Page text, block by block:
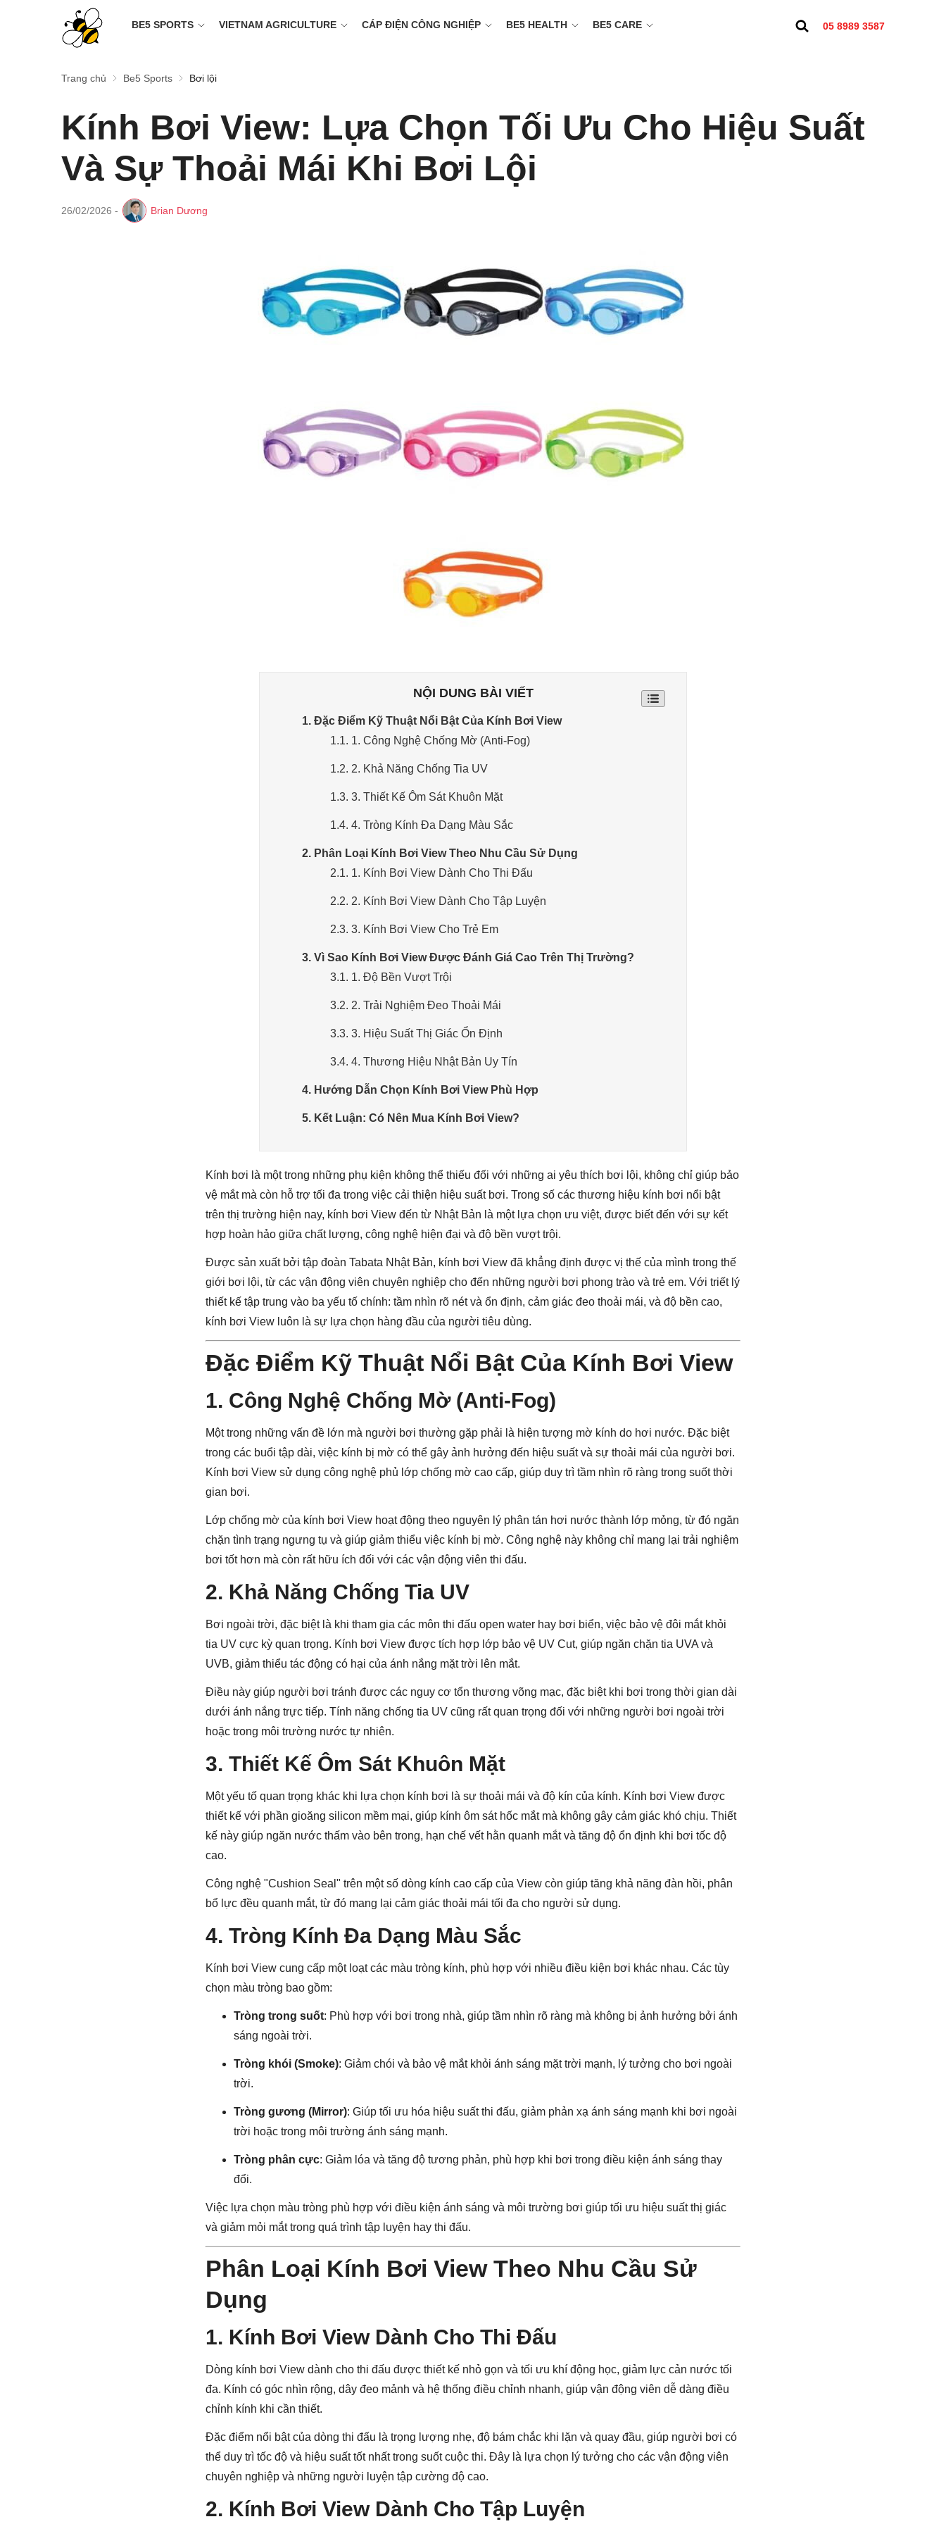
BE5 SPORTS VIETNAM AGRICULTURE CÁP ĐIỆN CÔNG NGHIỆP BE5 HEALTH BE5 CARE 05 8989 3587
Trang chủ Be5 Sports Bơi lội
Kính Bơi View: Lựa Chọn Tối Ưu Cho Hiệu Suất
Và Sự Thoải Mái Khi Bơi Lội
26/02/2026 - Brian Dương
NỘI DUNG BÀI VIẾT
1. Đặc Điểm Kỹ Thuật Nổi Bật Của Kính Bơi View
1.1. 1. Công Nghệ Chống Mờ (Anti-Fog)
1.2. 2. Khả Năng Chống Tia UV
1.3. 3. Thiết Kế Ôm Sát Khuôn Mặt
1.4. 4. Tròng Kính Đa Dạng Màu Sắc
2. Phân Loại Kính Bơi View Theo Nhu Cầu Sử Dụng
2.1. 1. Kính Bơi View Dành Cho Thi Đấu
2.2. 2. Kính Bơi View Dành Cho Tập Luyện
2.3. 3. Kính Bơi View Cho Trẻ Em
3. Vì Sao Kính Bơi View Được Đánh Giá Cao Trên Thị Trường?
3.1. 1. Độ Bền Vượt Trội
3.2. 2. Trải Nghiệm Đeo Thoải Mái
3.3. 3. Hiệu Suất Thị Giác Ổn Định
3.4. 4. Thương Hiệu Nhật Bản Uy Tín
4. Hướng Dẫn Chọn Kính Bơi View Phù Hợp
5. Kết Luận: Có Nên Mua Kính Bơi View?
Kính bơi là một trong những phụ kiện không thể thiếu đối với những ai yêu thích bơi lội, không chỉ giúp bảo
vệ mắt mà còn hỗ trợ tối đa trong việc cải thiện hiệu suất bơi. Trong số các thương hiệu kính bơi nổi bật
trên thị trường hiện nay, kính bơi View đến từ Nhật Bản là một lựa chọn ưu việt, được biết đến với sự kết
hợp hoàn hảo giữa chất lượng, công nghệ hiện đại và độ bền vượt trội.
Được sản xuất bởi tập đoàn Tabata Nhật Bản, kính bơi View đã khẳng định được vị thế của mình trong thế
giới bơi lội, từ các vận động viên chuyên nghiệp cho đến những người bơi phong trào và trẻ em. Với triết lý
thiết kế tập trung vào ba yếu tố chính: tầm nhìn rõ nét và ổn định, cảm giác đeo thoải mái, và độ bền cao,
kính bơi View luôn là sự lựa chọn hàng đầu của người tiêu dùng.
Đặc Điểm Kỹ Thuật Nổi Bật Của Kính Bơi View
1. Công Nghệ Chống Mờ (Anti-Fog)
Một trong những vấn đề lớn mà người bơi thường gặp phải là hiện tượng mờ kính do hơi nước. Đặc biệt
trong các buổi tập dài, việc kính bị mờ có thể gây ảnh hưởng đến hiệu suất và sự thoải mái của người bơi.
Kính bơi View sử dụng công nghệ phủ lớp chống mờ cao cấp, giúp duy trì tầm nhìn rõ ràng trong suốt thời
gian bơi.
Lớp chống mờ của kính bơi View hoạt động theo nguyên lý phân tán hơi nước thành lớp mỏng, từ đó ngăn
chặn tình trạng ngưng tụ và giúp giảm thiểu việc kính bị mờ. Công nghệ này không chỉ mang lại trải nghiệm
bơi tốt hơn mà còn rất hữu ích đối với các vận động viên thi đấu.
2. Khả Năng Chống Tia UV
Bơi ngoài trời, đặc biệt là khi tham gia các môn thi đấu open water hay bơi biển, việc bảo vệ đôi mắt khỏi
tia UV cực kỳ quan trọng. Kính bơi View được tích hợp lớp bảo vệ UV Cut, giúp ngăn chặn tia UVA và
UVB, giảm thiểu tác động có hại của ánh nắng mặt trời lên mắt.
Điều này giúp người bơi tránh được các nguy cơ tổn thương võng mạc, đặc biệt khi bơi trong thời gian dài
dưới ánh nắng trực tiếp. Tính năng chống tia UV cũng rất quan trọng đối với những người bơi ngoài trời
hoặc trong môi trường nước tự nhiên.
3. Thiết Kế Ôm Sát Khuôn Mặt
Một yếu tố quan trọng khác khi lựa chọn kính bơi là sự thoải mái và độ kín của kính. Kính bơi View được
thiết kế với phần gioăng silicon mềm mại, giúp kính ôm sát hốc mắt mà không gây cảm giác khó chịu. Thiết
kế này giúp ngăn nước thấm vào bên trong, hạn chế vết hằn quanh mắt và tăng độ ổn định khi bơi tốc độ
cao.
Công nghệ "Cushion Seal" trên một số dòng kính cao cấp của View còn giúp tăng khả năng đàn hồi, phân
bổ lực đều quanh mắt, từ đó mang lại cảm giác thoải mái tối đa cho người sử dụng.
4. Tròng Kính Đa Dạng Màu Sắc
Kính bơi View cung cấp một loạt các màu tròng kính, phù hợp với nhiều điều kiện bơi khác nhau. Các tùy
chọn màu tròng bao gồm:
Tròng trong suốt: Phù hợp với bơi trong nhà, giúp tầm nhìn rõ ràng mà không bị ảnh hưởng bởi ánh
sáng ngoài trời.
Tròng khói (Smoke): Giảm chói và bảo vệ mắt khỏi ánh sáng mặt trời mạnh, lý tưởng cho bơi ngoài
trời.
Tròng gương (Mirror): Giúp tối ưu hóa hiệu suất thi đấu, giảm phản xạ ánh sáng mạnh khi bơi ngoài
trời hoặc trong môi trường ánh sáng mạnh.
Tròng phân cực: Giảm lóa và tăng độ tương phản, phù hợp khi bơi trong điều kiện ánh sáng thay
đổi.
Việc lựa chọn màu tròng phù hợp với điều kiện ánh sáng và môi trường bơi giúp tối ưu hiệu suất thị giác
và giảm mỏi mắt trong quá trình tập luyện hay thi đấu.
Phân Loại Kính Bơi View Theo Nhu Cầu Sử
Dụng
1. Kính Bơi View Dành Cho Thi Đấu
Dòng kính bơi View dành cho thi đấu được thiết kế nhỏ gọn và tối ưu khí động học, giảm lực cản nước tối
đa. Kính có góc nhìn rộng, dây đeo mảnh và hệ thống điều chỉnh nhanh, giúp vận động viên dễ dàng điều
chỉnh kính khi cần thiết.
Đặc điểm nổi bật của dòng thi đấu là trọng lượng nhẹ, độ bám chắc khi lặn và quay đầu, giúp người bơi có
thể duy trì tốc độ và hiệu suất tốt nhất trong suốt cuộc thi. Đây là lựa chọn lý tưởng cho các vận động viên
chuyên nghiệp và những người luyện tập cường độ cao.
2. Kính Bơi View Dành Cho Tập Luyện